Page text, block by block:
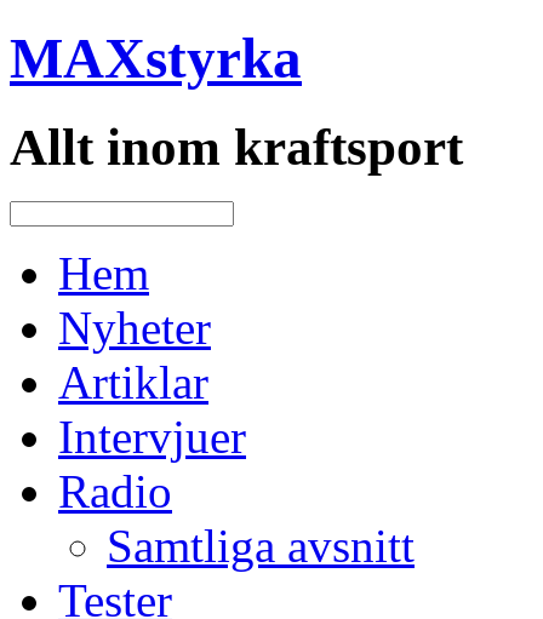
MAXstyrka
Allt inom kraftsport
Hem
Nyheter
Artiklar
Intervjuer
Radio
Samtliga avsnitt
Tester